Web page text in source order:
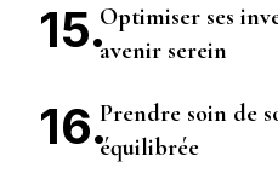
Optimiser ses
avenir serein
Prendre soin de
équilibrée